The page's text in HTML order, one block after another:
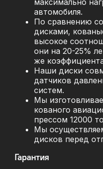
автомобиля.
По сравнению
дисками,
высокое
они на 20-25%
же
Наши диски
датчиков
систем.
Мы
кованого
прессом 12000
Мы
дисков перед
Гарантия